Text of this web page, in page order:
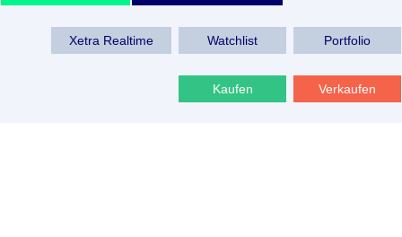
Xetra Realtime Watchlist Portfolio
Kaufen Verkaufen